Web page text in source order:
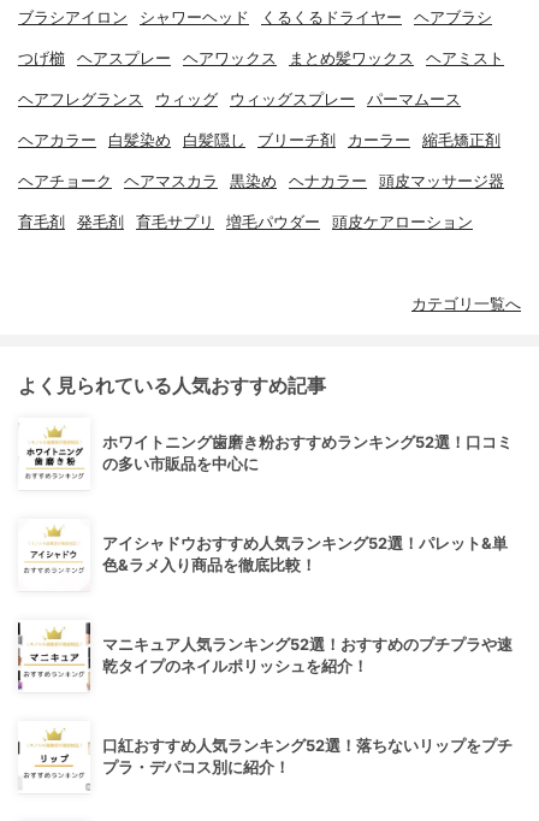
ブラシアイロン シャワーヘッド くるくるドライヤー ヘアブラシ
つげ櫛 ヘアスプレー ヘアワックス まとめ髪ワックス ヘアミスト
ヘアフレグランス ウィッグ ウィッグスプレー パーマムース
ヘアカラー 白髪染め 白髪隠し ブリーチ剤 カーラー 縮毛矯正剤
ヘアチョーク ヘアマスカラ 黒染め ヘナカラー 頭皮マッサージ器
育毛剤 発毛剤 育毛サプリ 増毛パウダー 頭皮ケアローション
カテゴリ一覧へ
よく見られている人気おすすめ記事
ホワイトニング歯磨き粉おすすめランキング52選！口コミ
の多い市販品を中心に
アイシャドウおすすめ人気ランキング52選！パレット&単
色&ラメ入り商品を徹底比較！
マニキュア人気ランキング52選！おすすめのプチプラや速
乾タイプのネイルポリッシュを紹介！
口紅おすすめ人気ランキング52選！落ちないリップをプチ
プラ・デパコス別に紹介！